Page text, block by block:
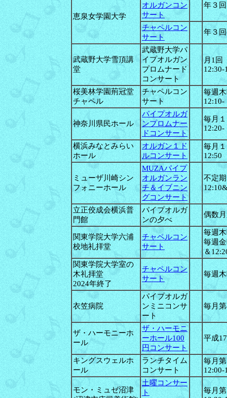
恵泉女学園大学
オルガンコン
サート
年３回
チャペルコン
サート
年３
武蔵野大学雪頂講
堂
武蔵野大学パ
イプオルガン
プロムナード
コンサート
月1回
12:30-
桜美林学園荊冠堂
チャペル
チャペルコン
サート
毎週
12:10-
神奈川県民ホール
パイプオルガ
ンプロムナー
ドコンサート
毎月
12:20-
横浜みなとみらい
ホール
オルガン１ド
ルコンサート
毎月
12:50
ミューザ川崎シン
フォニーホール
MUZAパイプ
オルガンラン
チ＆イブニン
グコンサート
不定期
立正佼成会横浜普
門館
パイプオルガ
ンの夕べ
偶数
関東学院大学六浦
校地礼拝堂
チャペルコン
サート
毎週
毎週
＆
関東学院大学室の
木礼拝堂
2024年終了
チャペルコン
サート
毎週
衣笠病院
パイプオルガ
ンミニコンサ
ート
毎月
ザ・ハーモニーホ
ール
ザ・ハーモニ
ーホール100
円コンサート
平成
キングスウェルホ
ール
ランチタイム
コンサート
毎月
12:00-
モン・ミュゼ沼津
土曜コンサー
ト
毎月